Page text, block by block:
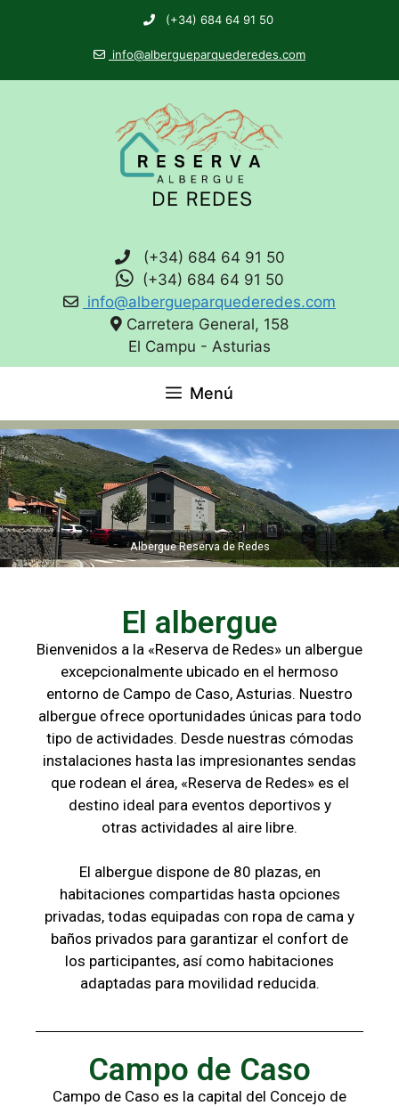
(+34) 684 64 91 50
info@albergueparquederedes.com
(+34) 684 64 91 50
(+34) 684 64 91 50
info@albergueparquederedes.com
Carretera General, 158
El Campu - Asturias
Menú
Albergue Reserva de Redes
El albergue
Bienvenidos a la «Reserva de Redes» un albergue
excepcionalmente ubicado en el hermoso
entorno de Campo de Caso, Asturias. Nuestro
albergue ofrece oportunidades únicas para todo
tipo de actividades. Desde nuestras cómodas
instalaciones hasta las impresionantes sendas
que rodean el área, «Reserva de Redes» es el
destino ideal para eventos deportivos y
otras actividades al aire libre.
El albergue dispone de 80 plazas, en
habitaciones compartidas hasta opciones
privadas, todas equipadas con ropa de cama y
baños privados para garantizar el confort de
los participantes, así como habitaciones
adaptadas para movilidad reducida.
Campo de Caso
Campo de Caso es la capital del Concejo de